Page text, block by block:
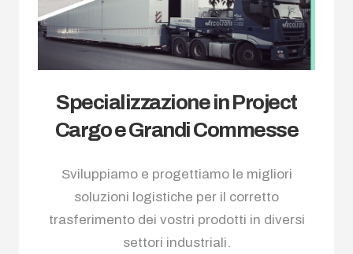
Specializzazione in Project
Cargo e Grandi Commesse
Sviluppiamo e progettiamo le migliori
soluzioni logistiche per il corretto
trasferimento dei vostri prodotti in diversi
settori industriali.